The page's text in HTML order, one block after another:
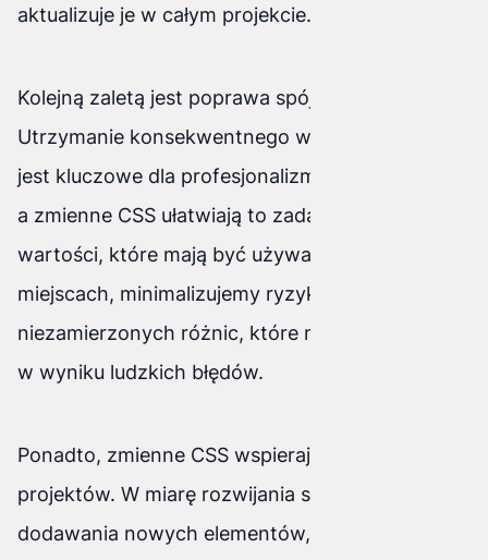
aktualizuje je w całym projekcie.
Kolejną zaletą jest poprawa spójności projektu.
Utrzymanie konsekwentnego wyglądu strony
jest kluczowe dla profesjonalizmu i użyteczności,
a zmienne CSS ułatwiają to zadanie. Definiując
wartości, które mają być używane w wielu
miejscach, minimalizujemy ryzyko
niezamierzonych różnic, które mogą pojawić się
w wyniku ludzkich błędów.
Ponadto, zmienne CSS wspierają skalowalność
projektów. W miarę rozwijania strony i
dodawania nowych elementów, łatwość